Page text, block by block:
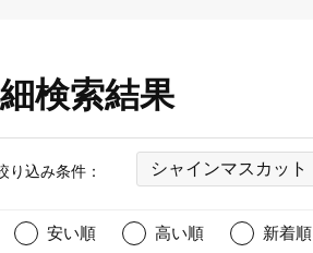
検索結果
り込み条件： シャインマスカット
安い順 高い順 新着順